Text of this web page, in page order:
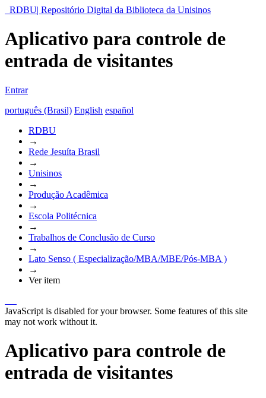
RDBU| Repositório Digital da Biblioteca da Unisinos
Aplicativo para controle de
entrada de visitantes
Entrar
português (Brasil) English español
RDBU
→
Rede Jesuíta Brasil
→
Unisinos
→
Produção Acadêmica
→
Escola Politécnica
→
Trabalhos de Conclusão de Curso
→
Lato Senso ( Especialização/MBA/MBE/Pós-MBA )
→
Ver item
JavaScript is disabled for your browser. Some features of this site
may not work without it.
Aplicativo para controle de
entrada de visitantes